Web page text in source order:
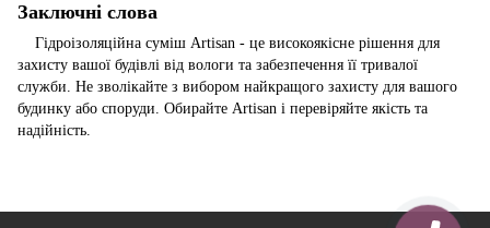
Заключні слова
Гідроізоляційна суміш Artisan - це високоякісне рішення для
захисту вашої будівлі від вологи та забезпечення її тривалої
служби. Не зволікайте з вибором найкращого захисту для вашого
будинку або споруди. Обирайте Artisan і перевіряйте якість та
надійність.